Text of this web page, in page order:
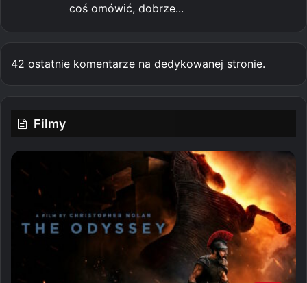
coś omówić, dobrze...
42 ostatnie komentarze na dedykowanej stronie.
Filmy